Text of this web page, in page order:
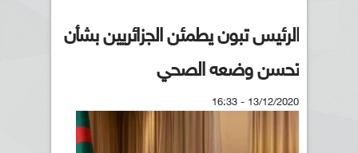
الرئيس تبون يطمئن الجزائريين بشأن
تحسن وضعه الصحي
13/12/2020 - 16:33